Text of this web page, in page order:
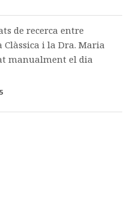
de recerca entre
Clàssica i la Dra. Maria
manualment el dia